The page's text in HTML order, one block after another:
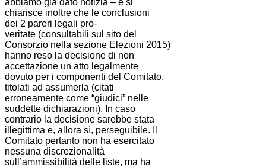
chiarisce inoltre che le conclusioni
dei 2 pareri legali pro-
veritate (consultabili sul sito del
Consorzio nella sezione Elezioni 2015)
hanno reso la decisione di non
accettazione un atto legalmente
dovuto per i componenti del Comitato,
titolati ad assumerla (citati
erroneamente come “giudici” nelle
suddette dichiarazioni). In caso
contrario la decisione sarebbe stata
illegittima e, allora sì, perseguibile. Il
Comitato pertanto non ha esercitato
nessuna discrezionalità
sull’ammissibilità delle liste, ma ha